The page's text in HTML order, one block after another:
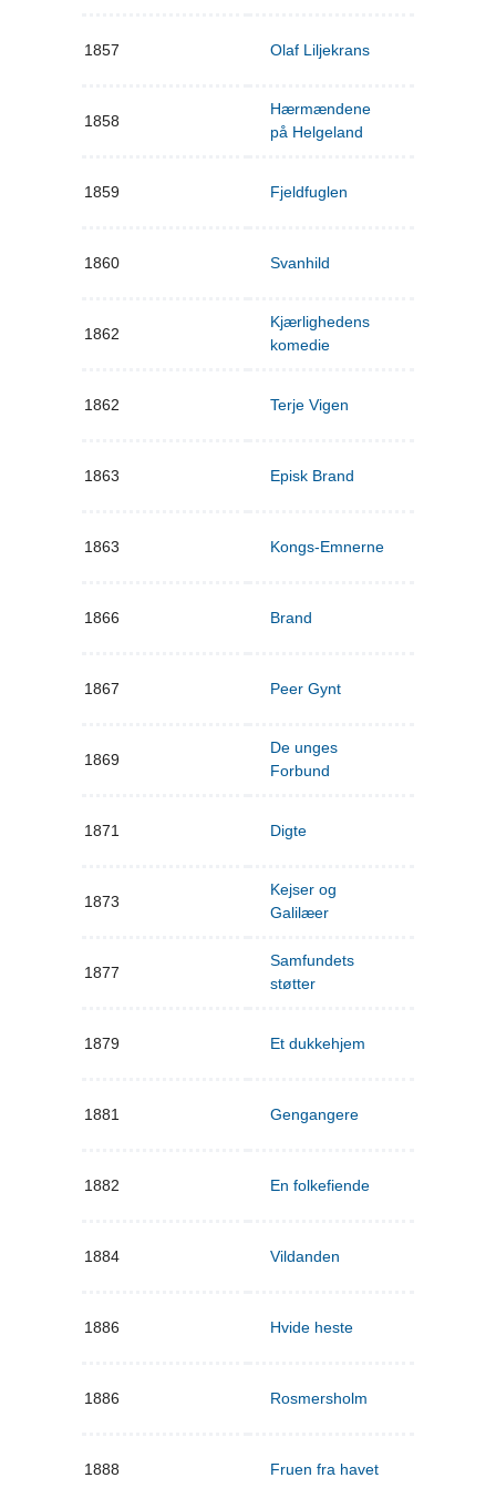
1857 Olaf Liljekrans
1858
Hærmændene
på Helgeland
1859 Fjeldfuglen
1860 Svanhild
1862
Kjærlighedens
komedie
1862 Terje Vigen
1863 Episk Brand
1863 Kongs-Emnerne
1866 Brand
1867 Peer Gynt
1869
De unges
Forbund
1871 Digte
1873
Kejser og
Galilæer
1877
Samfundets
støtter
1879 Et dukkehjem
1881 Gengangere
1882 En folkefiende
1884 Vildanden
1886 Hvide heste
1886 Rosmersholm
1888 Fruen fra havet